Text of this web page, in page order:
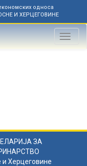
односа
И ХЕРЦЕГОВИНЕ
Toggle
ЗА
и Херцеговине